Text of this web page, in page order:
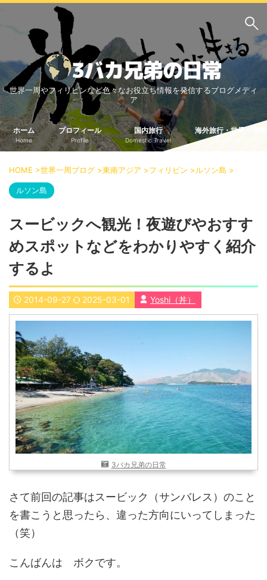
サイト内検索
3バカ兄弟のブログ
三男：増田っちのブロ
グ
次男：タクジのブログ
長男：Yoshiのブログ
ビジネス・ライフハック
車関係
国内旅行
中部
中国・四国
北海道・東北
近畿
世界一周ブログ
アフリカ
アジア
ヨーロッパ
北・中南米
東南アジア
世界一周の準備
Web・ガジェット
スマホ・タブレット
PC・インターネット
ポケモンGO
AND OR
世界一周やフィリピンなど色々なお役立ち情報を発信するブログメディ
ア
ホーム
Home
プロフィール
Profile
国内旅行
Domestic Travel
海外旅行・世界一周
HOME >世界一周ブログ >東南アジア >フィリピン >ルソン島 >
ルソン島
スービックへ観光！夜遊びやおすす
めスポットなどをわかりやすく紹介
するよ
2014-09-27 2025-03-01 Yoshi（丼）
3バカ兄弟の日常
さて前回の記事はスービック（サンバレス）のこと
を書こうと思ったら、違った方向にいってしまった
（笑）
こんばんは ボクです。